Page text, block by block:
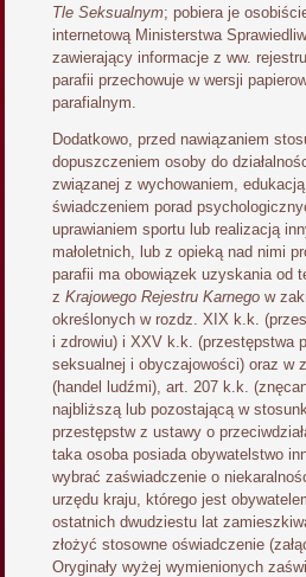
Tle Seksualnym; pobiera je
internetową Ministerstwa
zawierający informacje z ww.
parafii przechowuje w wersji
parafialnym.
Dodatkowo, przed nawiązaniem
dopuszczeniem osoby do
związanej z wychowaniem,
świadczeniem porad
uprawianiem sportu lub realizacją
małoletnich, lub z opieką nad nimi
parafii ma obowiązek uzyskania od
zKrajowego Rejestru Karnego w
określonych w rozdz. XIX k.k.
i zdrowiu) i XXV k.k. (przestępstwa
seksualnej i obyczajowości) oraz w
(handel ludźmi), art. 207 k.k.
najbliższą lub pozostającą w
przestępstw z ustawy o
taka osoba posiada obywatelstwo
wybrać zaświadczenie o
urzędu kraju, którego jest
ostatnich dwudziestu lat
złożyć stosowne oświadczenie
Oryginały wyżej wymienionych